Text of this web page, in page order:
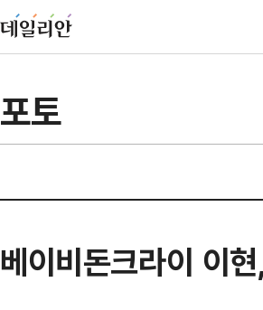
포토
베이비돈크라이 이